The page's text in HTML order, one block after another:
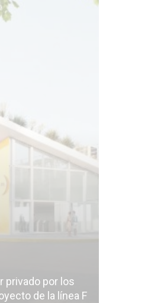
privado por los
de la línea F